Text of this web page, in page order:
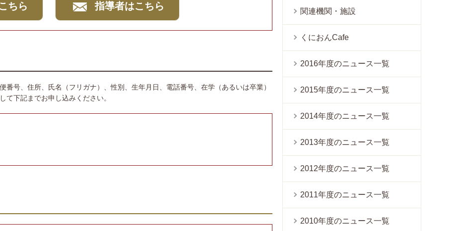
ちら 指導者はこちら
号、住所、氏名（フリガナ）、性別、生年月日、電話番号、在学（あるいは卒業）
て下記までお申し込みください。
関連機関・施設
くにおんCafe
2016年度のニュース一覧
2015年度のニュース一覧
2014年度のニュース一覧
2013年度のニュース一覧
2012年度のニュース一覧
2011年度のニュース一覧
2010年度のニュース一覧